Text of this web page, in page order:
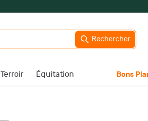
Rechercher
Terroir Équitation Bons